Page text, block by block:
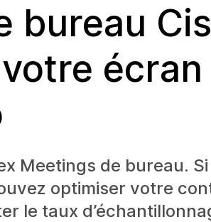
bureau
écran
Meetings de bureau.
optimiser votre
le taux